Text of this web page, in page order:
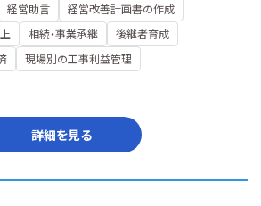
経営助言
経営改善計画書の作成
相続・事業承継
後継者育成
現場別の工事利益管理
詳細を見る